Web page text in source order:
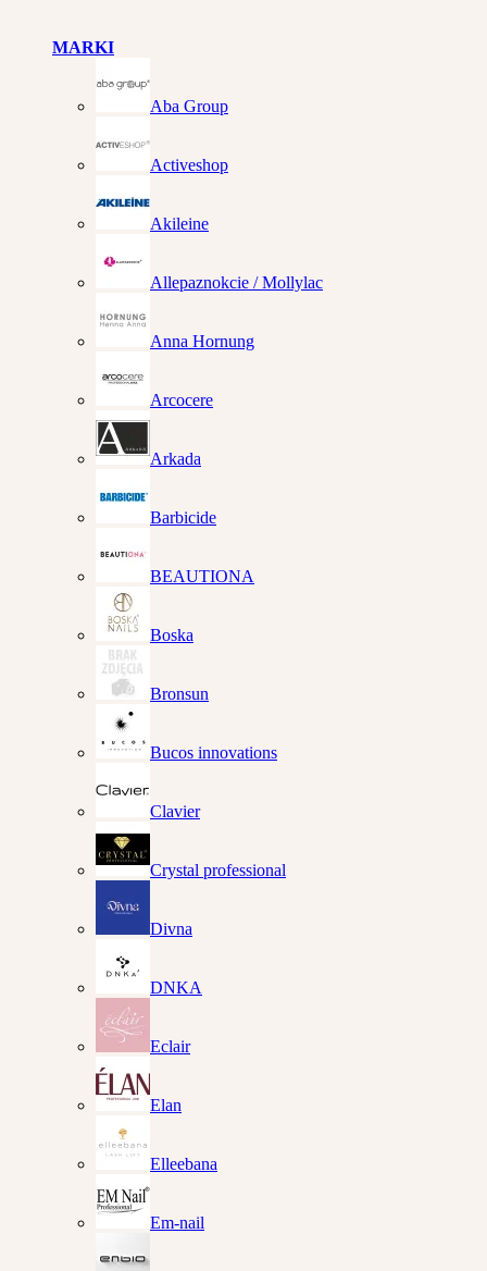
MARKI
Aba Group
Activeshop
Akileine
Allepaznokcie / Mollylac
Anna Hornung
Arcocere
Arkada
Barbicide
BEAUTIONA
Boska
Bronsun
Bucos innovations
Clavier
Crystal professional
Divna
DNKA
Eclair
Elan
Elleebana
Em-nail